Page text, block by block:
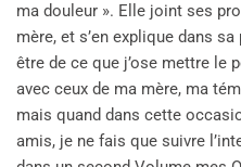
ma douleur ». Elle joint ses
mère, et s’en explique dans
être de ce que j’ose mettre le
avec ceux de ma mère, ma
mais quand dans cette
amis, je ne fais que suivre